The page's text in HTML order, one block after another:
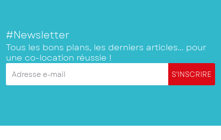
#Newsletter
Tous les bons plans, les derniers articles... pour
une co-location réussie !
Adresse e-mail S'INSCRIRE